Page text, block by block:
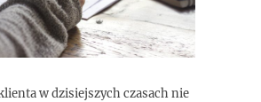
w dzisiejszych czasach nie